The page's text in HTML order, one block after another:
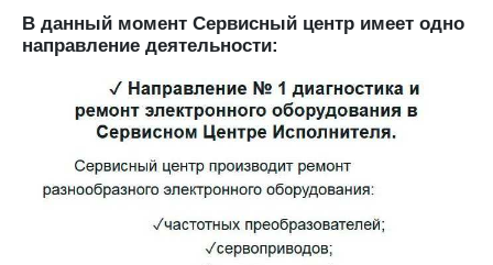
В данный момент Сервисный центр имеет одно
направление деятельности: